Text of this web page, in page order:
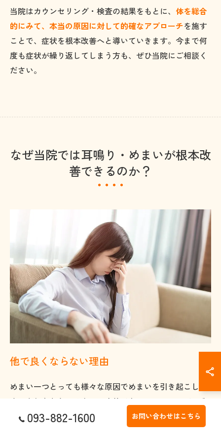
当院はカウンセリング・検査の結果をもとに、 体を総合
的にみて、本当の原因に対して的確なアプローチを施す
ことで、症状を根本改善へと導いていきます。今まで何
度も症状が繰り返してしまう方も、ぜひ当院にご相談く
ださい。
なぜ当院では耳鳴り・めまいが根本改
善できるのか？
他で良くならない理由
めまい一つとっても様々な原因でめまいを引き起こしま
す。もしあなたがめまいの症状でどこかにかかっている
けどなかなか改善しない場合はその場所では改善できな
093-882-1600 お問い合わせはこちら